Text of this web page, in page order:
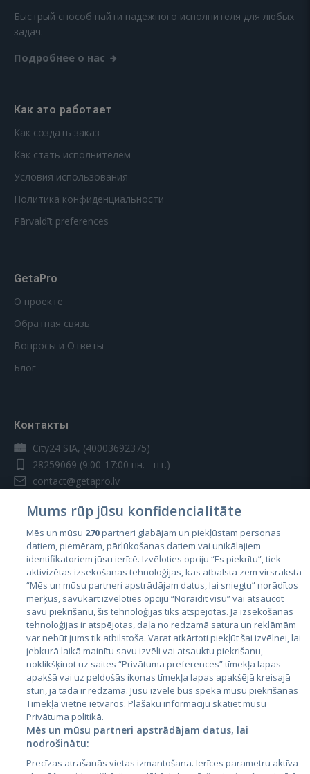
Быстрый способ найти надежного исполнителя для любых
задач.
Подробнее о нас
Как это работает
Как создать заказ
Как стать исполнителем
Условия использования
Политика конфиденциальности
Pārvaldīt preferences
GetaPro
О проекте
Обратная связь
Вопросы и Ответы
Блог
Контакты
City24 SIA, (40003692375)
28259069 (9:00-17:00 пн. - пт.)
contact@getapro.lv
Страны
Эстония
Латвия
Литва
City24.lv
CVbankas.lt
Mums rūp jūsu konfidencialitāte
Mēs un mūsu 270partneri glabājam un piekļūstam personas
datiem, piemēram, pārlūkošanas datiem vai unikālajiem
identifikatoriem jūsu ierīcē. Izvēloties opciju “Es piekrītu”, tiek
aktivizētas izsekošanas tehnoloģijas, kas atbalsta zem virsraksta
“Mēs un mūsu partneri apstrādājam datus, lai sniegtu” norādītos
mērķus, savukārt izvēloties opciju “Noraidīt visu” vai atsaucot
savu piekrišanu, šīs tehnoloģijas tiks atspējotas. Ja izsekošanas
tehnoloģijas ir atspējotas, daļa no redzamā satura un reklāmām
var nebūt jums tik atbilstoša. Varat atkārtoti piekļūt šai izvēlnei, lai
jebkurā laikā mainītu savu izvēli vai atsauktu piekrišanu,
noklikšķinot uz saites “Privātuma preferences” tīmekļa lapas
apakšā vai uz peldošās ikonas tīmekļa lapas apakšējā kreisajā
stūrī, ja tāda ir redzama. Jūsu izvēle būs spēkā mūsu piekrišanas
Tīmekļa vietne ietvaros. Plašāku informāciju skatiet mūsu
Privātuma politikā.
Mēs un mūsu partneri apstrādājam datus, lai
nodrošinātu:
Precīzas atrašanās vietas izmantošana. Ierīces parametru aktīva